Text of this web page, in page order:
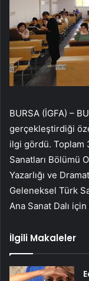
BURSA (İGFA) –
gerçekleştirdiği
ilgi gördü. Toplam
Sanatları Bölümü
Yazarlığı ve
Geleneksel Türk
Ana Sanat Dalı
İlgili Makaleler